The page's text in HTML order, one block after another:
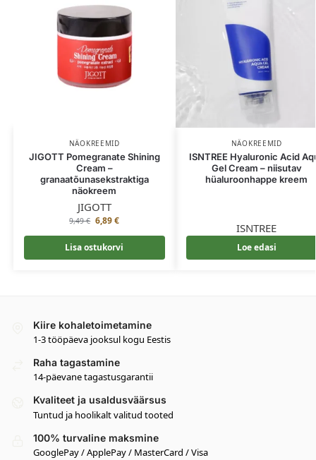
NÄOKREEMID
JIGOTT Pomegranate Shining
Cream –
granaatõunasekstraktiga
näokreem
JIGOTT
9,49€ 6,89€
Lisa ostukorvi
NÄOKREEMID
ISNTREE Hyaluronic Acid
Gel Cream – niisutav
hüaluroonhappe kreem
ISNTREE
Loe edasi
Kiire kohaletoimetamine
1-3 tööpäeva jooksul kogu Eestis
Raha tagastamine
14-päevane tagastusgarantii
Kvaliteet ja usaldusväärsus
Tuntud ja hoolikalt valitud tooted
100% turvaline maksmine
GooglePay / ApplePay / MasterCard / Visa